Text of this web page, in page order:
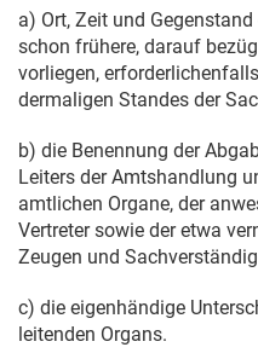
a) Ort, Zeit und
schon frühere, darauf
vorliegen,
dermaligen Standes der
b) die Benennung der
Leiters der Amtshandlung
amtlichen Organe, der
Vertreter sowie der etwa
Zeugen und
c) die eigenhändige
leitenden Organs.